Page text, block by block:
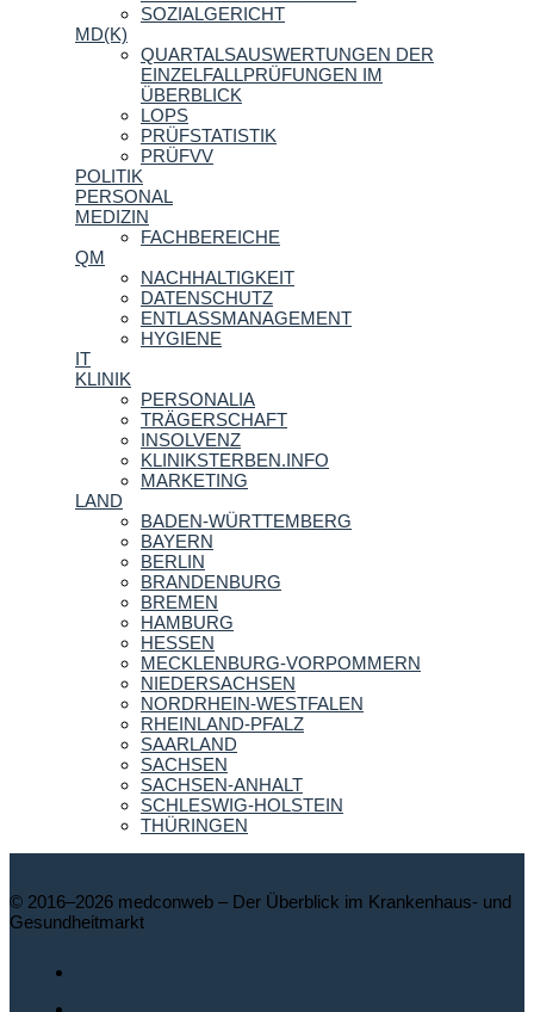
SOZIALGERICHT
MD(K)
QUARTALSAUSWERTUNGEN DER
EINZELFALLPRÜFUNGEN IM
ÜBERBLICK
LOPS
PRÜFSTATISTIK
PRÜFVV
POLITIK
PERSONAL
MEDIZIN
FACHBEREICHE
QM
NACHHALTIGKEIT
DATENSCHUTZ
ENTLASSMANAGEMENT
HYGIENE
IT
KLINIK
PERSONALIA
TRÄGERSCHAFT
INSOLVENZ
KLINIKSTERBEN.INFO
MARKETING
LAND
BADEN-WÜRTTEMBERG
BAYERN
BERLIN
BRANDENBURG
BREMEN
HAMBURG
HESSEN
MECKLENBURG-VORPOMMERN
NIEDERSACHSEN
NORDRHEIN-WESTFALEN
RHEINLAND-PFALZ
SAARLAND
SACHSEN
SACHSEN-ANHALT
SCHLESWIG-HOLSTEIN
THÜRINGEN
© 2016–2026 medconweb – Der Überblick im Krankenhaus- und
Gesundheitmarkt